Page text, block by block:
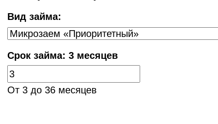
Вид займа:
Срок займа: 3 месяцев
От 3 до 36 месяцев